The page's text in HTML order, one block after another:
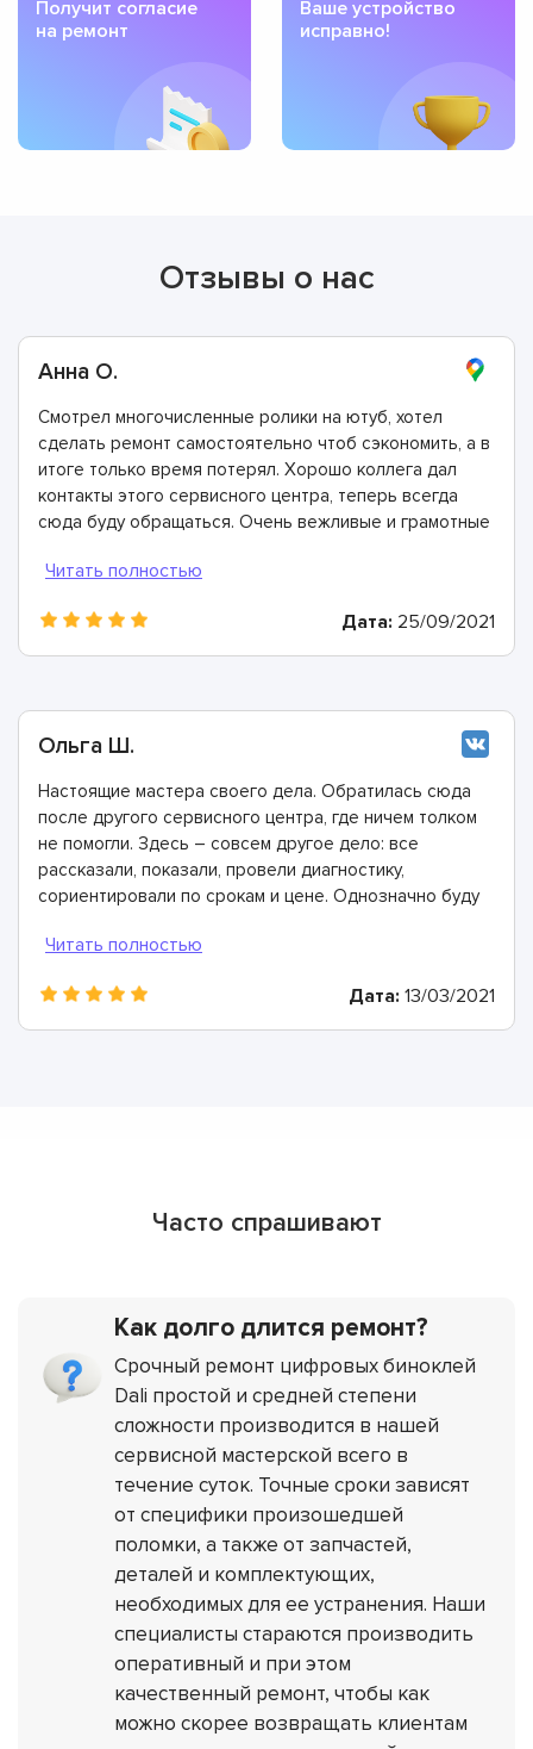
Получит согласие
на ремонт
Ваше устройство
исправно!
Отзывы о нас
Анна О.
Смотрел многочисленные ролики на ютуб, хотел
сделать ремонт самостоятельно чтоб сэкономить, а в
итоге только время потерял. Хорошо коллега дал
контакты этого сервисного центра, теперь всегда
сюда буду обращаться. Очень вежливые и грамотные
гарантию.
Дата: 25/09/2021
Ольга Ш.
Настоящие мастера своего дела. Обратилась сюда
после другого сервисного центра, где ничем толком
не помогли. Здесь – совсем другое дело: все
рассказали, показали, провели диагностику,
сориентировали по срокам и цене. Однозначно буду
Дата: 13/03/2021
Часто спрашивают
Как долго длится ремонт?
Срочный ремонт цифровых биноклей
Dali простой и средней степени
сложности производится в нашей
сервисной мастерской всего в
течение суток. Точные сроки зависят
от специфики произошедшей
поломки, а также от запчастей,
деталей и комплектующих,
необходимых для ее устранения. Наши
специалисты стараются производить
оперативный и при этом
качественный ремонт, чтобы как
можно скорее возвращать клиентам